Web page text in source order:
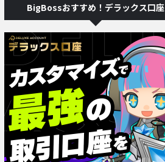
BigBossおすすめ！デラックス口座